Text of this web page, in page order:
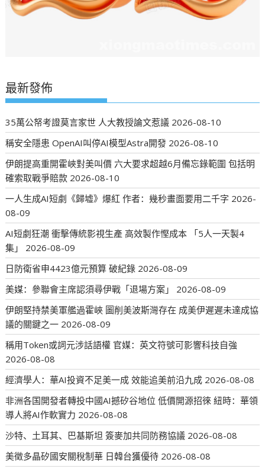
最新發佈
35萬公帑考證莫言家世 人大教授論文惹議 2026-08-10
稱安全隱患 OpenAI叫停AI模型Astra開發 2026-08-10
伊朗提高重開霍峽對美叫價 六大要求超越6月備忘錄範圍 包括明
確索取戰爭賠款 2026-08-10
一人生成AI短劇《歸墟》爆紅 作者：幾秒畫面要用二千字 2026-
08-09
AI短劇狂潮 衝擊傳統影視生產 高效製作慳成本 「5人一天製4
集」
2026-08-09
日防衛省申4423億元預算 破紀錄 2026-08-09
美媒：參聯會主席認須尋伊戰「退場方案」
2026-08-09
伊朗堅持禁美軍艦過霍峽 圖削美波斯灣存在 成美伊遲遲未達成協
議的關鍵之一 2026-08-09
稱用Token或詞元涉話語權 官媒：英文符號可影響科技自強
2026-08-08
經濟學人：華AI投資不足美一成 效能追美前沿九成 2026-08-08
非洲各国開發者轉投中國AI撼矽谷地位 低價開源招徠 紐時：華領
導人將AI作軟實力 2026-08-08
沙特、土耳其、巴基斯坦 簽麥加共同防務協議 2026-08-08
美徵多晶矽國安關稅制華 日韓台獲優待 2026-08-08